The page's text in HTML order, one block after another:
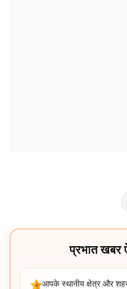
प्रभात खबर
आपके स्थानीय क्षेत्र और